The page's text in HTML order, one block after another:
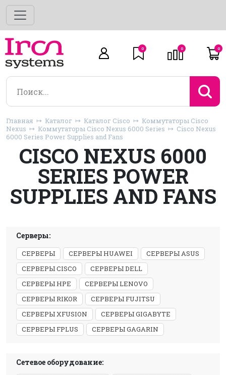
0 0 0
Главная Каталог Каталог Cisco
Коммутаторы Cisco
Nexus
Коммутаторы Cisco Nexus 6000 Series
Cisco Nexus
6000 Series Power Supplies and Fans
CISCO NEXUS 6000
SERIES POWER
SUPPLIES AND FANS
Серверы:
СЕРВЕРЫ СЕРВЕРЫ HUAWEI
СЕРВЕРЫ ASUS
СЕРВЕРЫ CISCO
СЕРВЕРЫ DELL
СЕРВЕРЫ HPE
СЕРВЕРЫ LENOVO
СЕРВЕРЫ RIKOR
СЕРВЕРЫ FUJITSU
СЕРВЕРЫ XFUSION
СЕРВЕРЫ GIGABYTE
СЕРВЕРЫ FPLUS
СЕРВЕРЫ GAGARIN
Сетевое оборудование: